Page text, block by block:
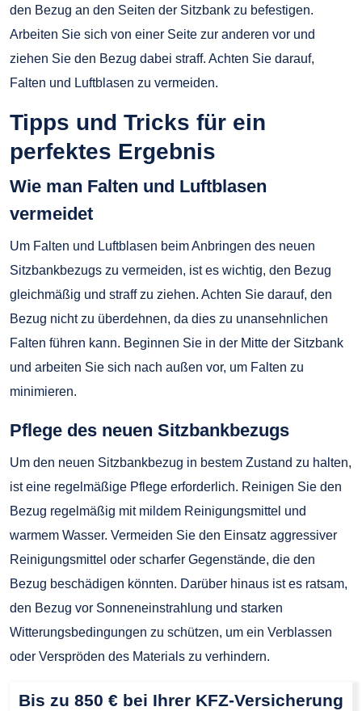
den Bezug an den Seiten der Sitzbank zu befestigen.
Arbeiten Sie sich von einer Seite zur anderen vor und
ziehen Sie den Bezug dabei straff. Achten Sie darauf,
Falten und Luftblasen zu vermeiden.
Tipps und Tricks für ein
perfektes Ergebnis
Wie man Falten und Luftblasen
vermeidet
Um Falten und Luftblasen beim Anbringen des neuen
Sitzbankbezugs zu vermeiden, ist es wichtig, den Bezug
gleichmäßig und straff zu ziehen. Achten Sie darauf, den
Bezug nicht zu überdehnen, da dies zu unansehnlichen
Falten führen kann. Beginnen Sie in der Mitte der Sitzbank
und arbeiten Sie sich nach außen vor, um Falten zu
minimieren.
Pflege des neuen Sitzbankbezugs
Um den neuen Sitzbankbezug in bestem Zustand zu halten,
ist eine regelmäßige Pflege erforderlich. Reinigen Sie den
Bezug regelmäßig mit mildem Reinigungsmittel und
warmem Wasser. Vermeiden Sie den Einsatz aggressiver
Reinigungsmittel oder scharfer Gegenstände, die den
Bezug beschädigen könnten. Darüber hinaus ist es ratsam,
den Bezug vor Sonneneinstrahlung und starken
Witterungsbedingungen zu schützen, um ein Verblassen
oder Verspröden des Materials zu verhindern.
Bis zu 850 € bei Ihrer KFZ-Versicherung